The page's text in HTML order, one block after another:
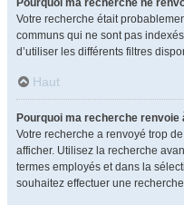
Pourquoi ma recherche ne
Votre recherche était
communs qui ne sont pas
d’utiliser les différents filtres
Haut
Pourquoi ma recherche renvoie
Votre recherche a renvoyé trop
afficher. Utilisez la recherche
termes employés et dans la
souhaitez effectuer une